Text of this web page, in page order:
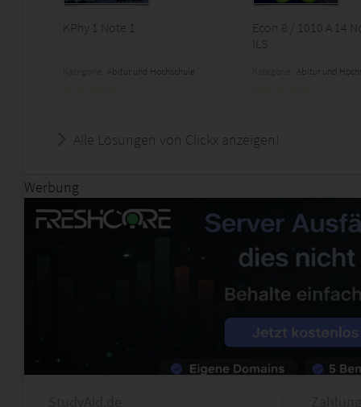
KPhy 1 Note 1
Abitur und Hochschule
Econ 8 / 1010 A 14
ILS
Abitur und
Alle Lösungen von Clickx anzeigen!
Werbung